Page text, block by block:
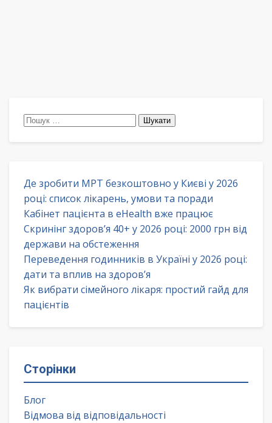
Пошук:
Де зробити МРТ безкоштовно у Києві у 2026
році: список лікарень, умови та поради
Кабінет пацієнта в eHealth вже працює
Скринінг здоров’я 40+ у 2026 році: 2000 грн від
держави на обстеження
Переведення годинників в Україні у 2026 році:
дати та вплив на здоров’я
Як вибрати сімейного лікаря: простий гайд для
пацієнтів
Сторінки
Блог
Відмова від відповідальності